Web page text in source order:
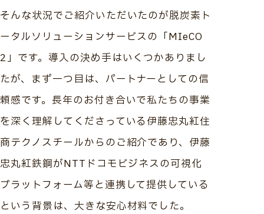
そんな状況でご紹介いただいたのが脱炭素ト
ータルソリューションサービスの「MIeCO
2」です。導入の決め手はいくつかありまし
たが、まず一つ目は、パートナーとしての信
頼感です。長年のお付き合いで私たちの事業
を深く理解してくださっている伊藤忠丸紅住
商テクノスチールからのご紹介であり、伊藤
忠丸紅鉄鋼がNTTドコモビジネスの可視化
プラットフォーム等と連携して提供している
という背景は、大きな安心材料でした。